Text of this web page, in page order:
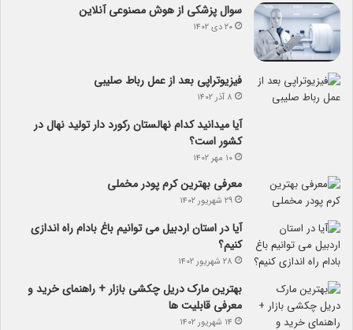
سوال پزشکی از هوش مصنوعی آنلاین
۲۰ دی ۱۴۰۲
فیزیوتراپی بعد از عمل رباط صلیبی
۸ آذر ۱۴۰۲
آیا می­دانید کدام نهالستان رکورد دار تولید نهال­ در
کشور است؟
۱۰ مهر ۱۴۰۲
معرفی بهترین کرم پودر مخملی
۲۹ شهریور ۱۴۰۲
آیا در استان اردبیل می توانیم باغ بادام راه اندازی
کنیم؟
۲۸ شهریور ۱۴۰۲
بهترین مارک دریل چکشی بازار + راهنمای خرید و
معرفی قابلیت ها
۱۴ شهریور ۱۴۰۲